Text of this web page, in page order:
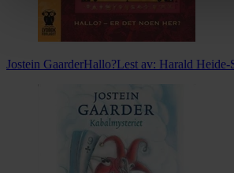
Jostein GaarderHallo?Lest av: Harald Heide-